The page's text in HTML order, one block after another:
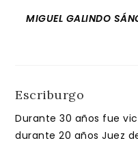
MIGUEL GALINDO
Escriburgo
Durante 30 años fue
durante 20 años Juez